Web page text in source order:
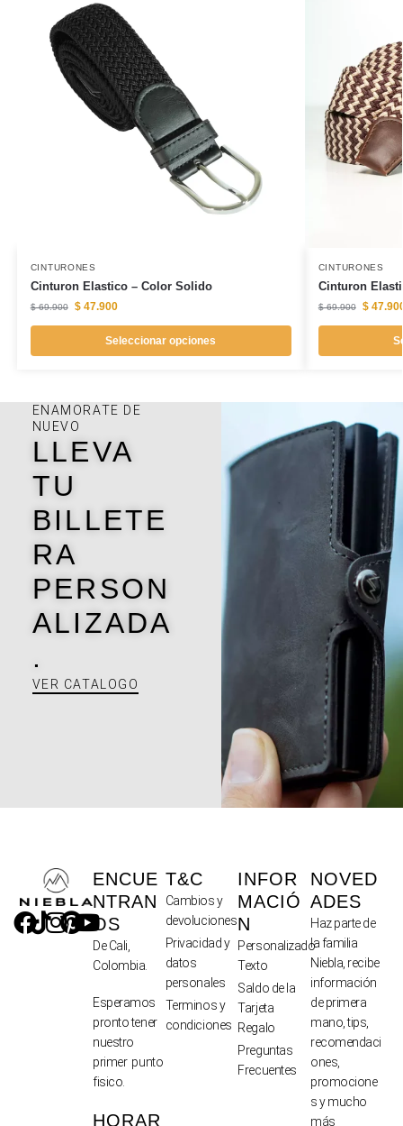
CINTURONES
Cinturon Elastico – Color Solido
$69.900 $47.900
Seleccionar opciones
CINTURONES
Cinturon
$69.900 $
ENAMORATE DE
NUEVO
LLEVA
TU
BILLETE
RA
PERSON
ALIZADA
.
VER CATALOGO
ENCUE
NTRAN
OS
De Cali,
Colombia.
Esperamos
pronto tener
nuestro
primer punto
fisico.
HORAR
T&C
Cambios y
devoluciones
Privacidad y
datos
personales
Terminos y
condiciones
INFOR
MACIÓ
N
Personalizado
Texto
Saldo de la
Tarjeta
Regalo
Preguntas
Frecuentes
NOVED
ADES
Haz parte de
la familia
Niebla, recibe
información
de primera
mano, tips,
recomendaci
ones,
promocione
s y mucho
más